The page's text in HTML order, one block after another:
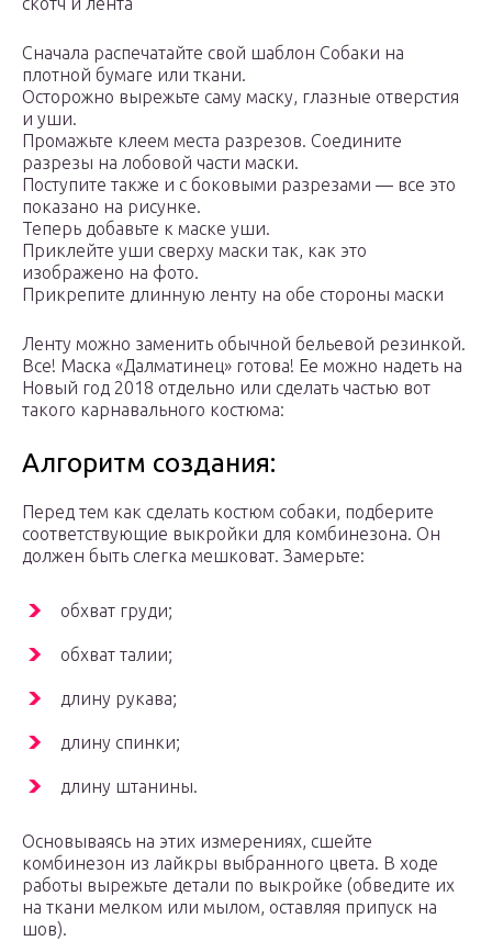
Сначала распечатайте свой шаблон Собаки на
плотной бумаге или ткани.
Осторожно вырежьте саму маску, глазные отверстия
и уши.
Промажьте клеем места разрезов. Соедините
разрезы на лобовой части маски.
Поступите также и с боковыми разрезами — все это
показано на рисунке.
Теперь добавьте к маске уши.
Приклейте уши сверху маски так, как это
изображено на фото.
Прикрепите длинную ленту на обе стороны маски
Ленту можно заменить обычной бельевой резинкой.
Все! Маска «Далматинец» готова! Ее можно надеть на
Новый год 2018 отдельно или сделать частью вот
такого карнавального костюма:
Алгоритм создания:
Перед тем как сделать костюм собаки, подберите
соответствующие выкройки для комбинезона. Он
должен быть слегка мешковат. Замерьте:
обхват груди;
обхват талии;
длину рукава;
длину спинки;
длину штанины.
Основываясь на этих измерениях, сшейте
комбинезон из лайкры выбранного цвета. В ходе
работы вырежьте детали по выкройке (обведите их
на ткани мелком или мылом, оставляя припуск на
шов).